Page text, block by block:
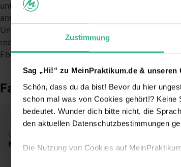
Zustimmung
Sag „Hi!“ zu MeinPraktikum.de & unseren
Schön, dass du da bist! Bevor du hier
schon mal was von Cookies gehört!?
bedeutet. Wunder dich bitte nicht, die
den aktuellen Datenschutzbestimmungen
Die Nutzung von Cookies auf
unternehmerisch handelnden Persönlichkeiten:
am Unternehmen beteiligt und 30% unserer
Unternehmen. Aus unseren Büros in München,
realisieren über 100 Professionals Projekte auf
Ebene für unsere Kund:innen.
Fakten
Unternehmensart
Mittelständler 1997